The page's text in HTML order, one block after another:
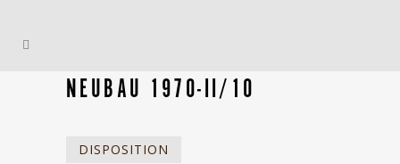
NEUBAU 1970-II/10
DISPOSITION